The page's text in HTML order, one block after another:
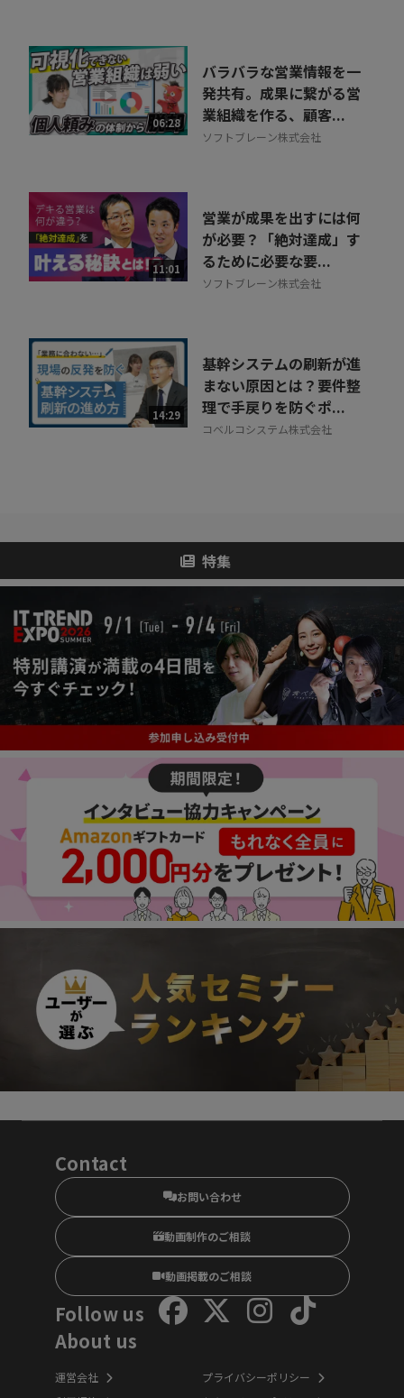
06:28
バラバラな営業情報を一
発共有。成果に繋がる営
業組織を作る、顧客...
ソフトブレーン株式会社
11:01
営業が成果を出すには何
が必要？「絶対達成」す
るために必要な要...
ソフトブレーン株式会社
14:29
基幹システムの刷新が進
まない原因とは？要件整
理で手戻りを防ぐポ...
コベルコシステム株式会社
特集
Contact
お問い合わせ
動画制作のご相談
動画掲載のご相談
Follow us
About us
運営会社
プライバシーポリシー